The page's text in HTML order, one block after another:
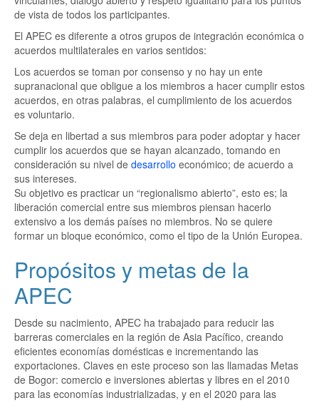
de vista de todos los participantes.
El APEC es diferente a otros grupos de integración económica o
acuerdos multilaterales en varios sentidos:
Los acuerdos se toman por consenso y no hay un ente
supranacional que obligue a los miembros a hacer cumplir estos
acuerdos, en otras palabras, el cumplimiento de los acuerdos
es voluntario.
Se deja en libertad a sus miembros para poder adoptar y hacer
cumplir los acuerdos que se hayan alcanzado, tomando en
consideración su nivel de desarrollo económico; de acuerdo a
sus intereses.
Su objetivo es practicar un “regionalismo abierto”, esto es; la
liberación comercial entre sus miembros piensan hacerlo
extensivo a los demás países no miembros. No se quiere
formar un bloque económico, como el tipo de la Unión Europea.
Propósitos y metas de la
APEC
Desde su nacimiento, APEC ha trabajado para reducir las
barreras comerciales en la región de Asia Pacífico, creando
eficientes economías domésticas e incrementando las
exportaciones. Claves en este proceso son las llamadas Metas
de Bogor: comercio e inversiones abiertas y libres en el 2010
para las economías industrializadas, y en el 2020 para las